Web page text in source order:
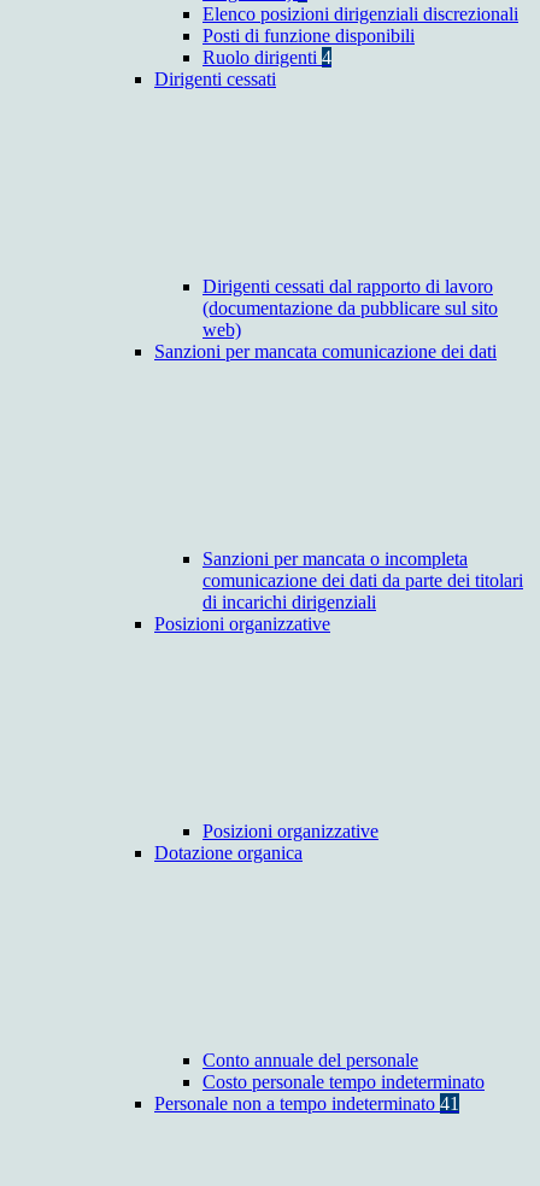
Elenco posizioni dirigenziali discrezionali
Posti di funzione disponibili
Ruolo dirigenti 4
Dirigenti cessati
Dirigenti cessati dal rapporto di lavoro
(documentazione da pubblicare sul sito
web)
Sanzioni per mancata comunicazione dei dati
Sanzioni per mancata o incompleta
comunicazione dei dati da parte dei titolari
di incarichi dirigenziali
Posizioni organizzative
Posizioni organizzative
Dotazione organica
Conto annuale del personale
Costo personale tempo indeterminato
Personale non a tempo indeterminato 41